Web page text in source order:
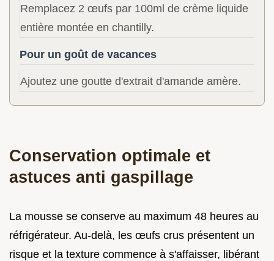
Remplacez 2 œufs par 100ml de crème liquide
entière montée en chantilly.
Pour un goût de vacances
Ajoutez une goutte d'extrait d'amande amère.
Conservation optimale et
astuces anti gaspillage
La mousse se conserve au maximum 48 heures au
réfrigérateur. Au-delà, les œufs crus présentent un
risque et la texture commence à s'affaisser, libérant